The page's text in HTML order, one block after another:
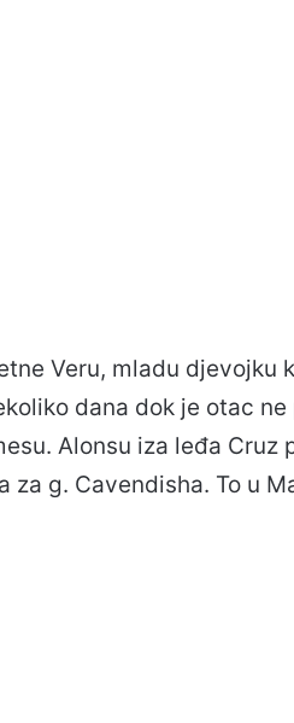
Veru, mladu djevojku
dana dok je otac
Alonsu iza leđa Cruz
g. Cavendisha. To u